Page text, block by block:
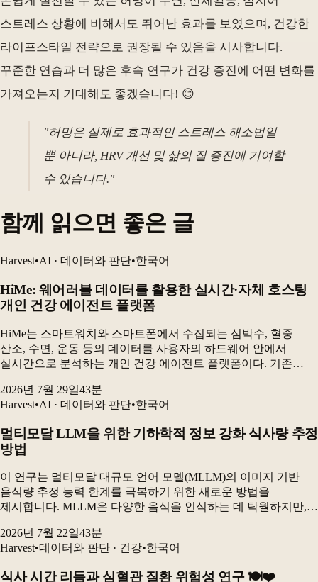
스트레스 상황에 비해서도 뛰어난 효과를 보였으며, 건강한
라이프스타일 전략으로 권장될 수 있음을 시사합니다.
꾸준한 연습과 더 많은 후속 연구가 건강 증진에 어떤 변화를
가져오는지 기대해도 좋겠습니다! 😊
"허밍은 실제로 효과적인 스트레스 해소법일
뿐 아니라, HRV 개선 및 삶의 질 증진에 기여할
수 있습니다."
함께 읽으면 좋은 글
Harvest•AI · 데이터와 판단•한국어
HiMe: 웨어러블 데이터를 활용한 실시간·자체 호스팅
개인 건강 에이전트 플랫폼
HiMe는 스마트워치와 스마트폰에서 수집되는 심박수, 혈중
산소, 수면, 운동 등의 데이터를 사용자의 하드웨어 안에서
실시간으로 분석하는 개인 건강 에이전트 플랫폼이다. 기존
데이터베이스를 핵심 구성요소로 삼고, 실시간 감지와
장기적인...
2026년 7월 29일43분
Harvest•AI · 데이터와 판단•한국어
멀티모달 LLM을 위한 기하학적 정보 강화 식사량 추정
방법
이 연구는 멀티모달 대규모 언어 모델(MLLM)의 이미지 기반
음식량 추정 능력 한계를 극복하기 위한 새로운 방법을
제시합니다. MLLM은 다양한 음식을 인식하는 데 탁월하지만,
어려움을 겪습니다. 본 연구는 고정된 상용 MLLM...
2026년 7월 22일43분
Harvest•데이터와 판단 · 건강•한국어
식사 시간 리듬과 심혈관 질환 위험성 연구 🍽️❤️